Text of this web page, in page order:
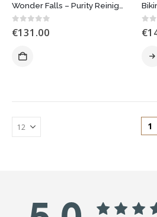
0out of 5
€131.00 0
€
1